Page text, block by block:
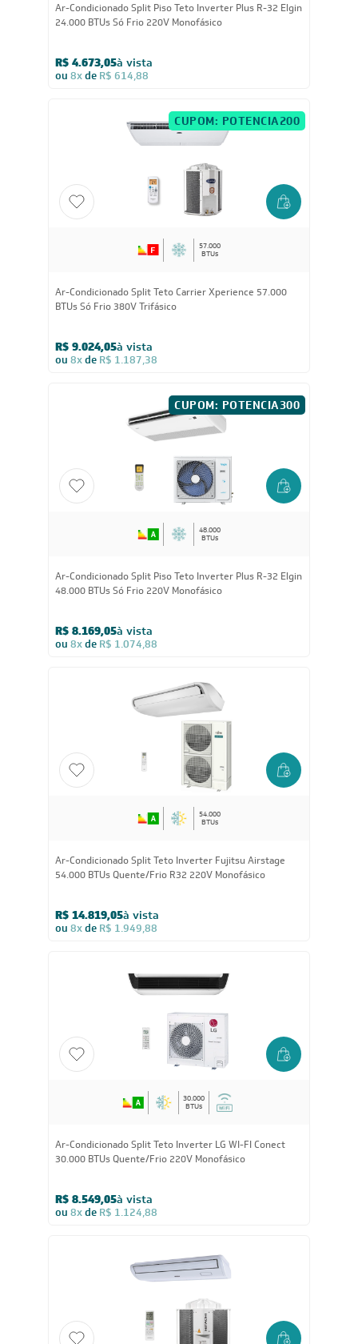
Ar-Condicionado Split Piso Teto Inverter Plus R-32 Elgin
24.000 BTUs Só Frio 220V Monofásico
R$ 4.673,05à vista
ou 8xde R$ 614,88
CUPOM: POTENCIA200
57.000
BTUs
Ar-Condicionado Split Teto Carrier Xperience 57.000
BTUs Só Frio 380V Trifásico
R$ 9.024,05à vista
ou 8xde R$ 1.187,38
CUPOM: POTENCIA300
48.000
BTUs
Ar-Condicionado Split Piso Teto Inverter Plus R-32 Elgin
48.000 BTUs Só Frio 220V Monofásico
R$ 8.169,05à vista
ou 8xde R$ 1.074,88
54.000
BTUs
Ar-Condicionado Split Teto Inverter Fujitsu Airstage
54.000 BTUs Quente/Frio R32 220V Monofásico
R$ 14.819,05à vista
ou 8xde R$ 1.949,88
30.000
BTUs
Ar-Condicionado Split Teto Inverter LG WI-FI Conect
30.000 BTUs Quente/Frio 220V Monofásico
R$ 8.549,05à vista
ou 8xde R$ 1.124,88